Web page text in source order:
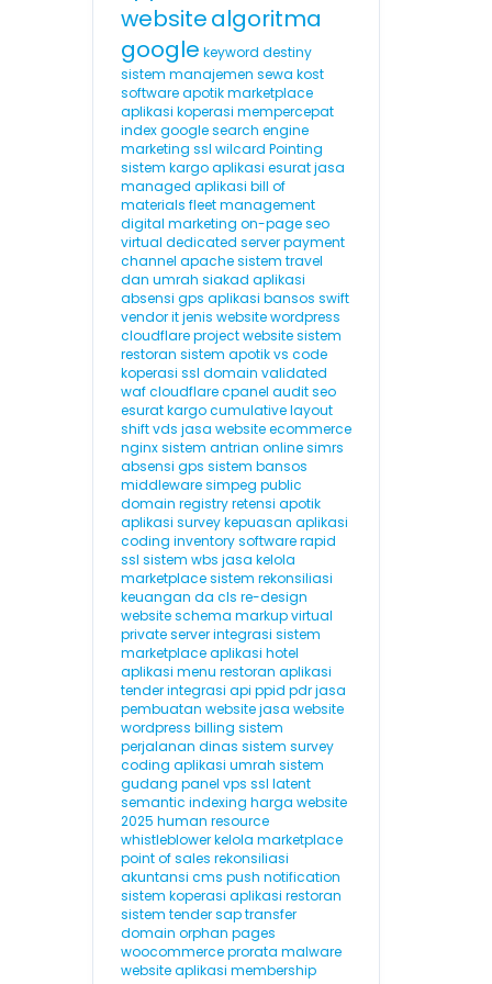
websitealgoritma
google keyword destiny
sistem manajemen sewa kost
software apotik marketplace
aplikasi koperasi mempercepat
index google search engine
marketing ssl wilcard Pointing
sistem kargo aplikasi esurat jasa
managed aplikasi bill of
materials fleet management
digital marketing on-page seo
virtual dedicated server payment
channel apache sistem travel
dan umrah siakad aplikasi
absensi gps aplikasi bansos swift
vendor it jenis website wordpress
cloudflare project website sistem
restoran sistem apotik vs code
koperasi ssl domain validated
waf cloudflare cpanel audit seo
esurat kargo cumulative layout
shift vds jasa website ecommerce
nginx sistem antrian online simrs
absensi gps sistem bansos
middleware simpeg public
domain registry retensi apotik
aplikasi survey kepuasan aplikasi
coding inventory software rapid
ssl sistem wbs jasa kelola
marketplace sistem rekonsiliasi
keuangan da cls re-design
website schema markup virtual
private server integrasi sistem
marketplace aplikasi hotel
aplikasi menu restoran aplikasi
tender integrasi api ppid pdr jasa
pembuatan website jasa website
wordpress billing sistem
perjalanan dinas sistem survey
coding aplikasi umrah sistem
gudang panel vps ssl latent
semantic indexing harga website
2025 human resource
whistleblower kelola marketplace
point of sales rekonsiliasi
akuntansi cms push notification
sistem koperasi aplikasi restoran
sistem tender sap transfer
domain orphan pages
woocommerce prorata malware
website aplikasi membership